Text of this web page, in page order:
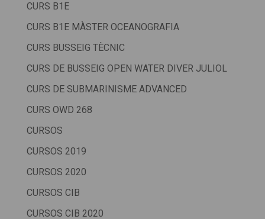
CURS B1E
CURS B1E MÀSTER OCEANOGRAFIA
CURS BUSSEIG TÈCNIC
CURS DE BUSSEIG OPEN WATER DIVER JULIOL
CURS DE SUBMARINISME ADVANCED
CURS OWD 268
CURSOS
CURSOS 2019
CURSOS 2020
CURSOS CIB
CURSOS CIB 2020